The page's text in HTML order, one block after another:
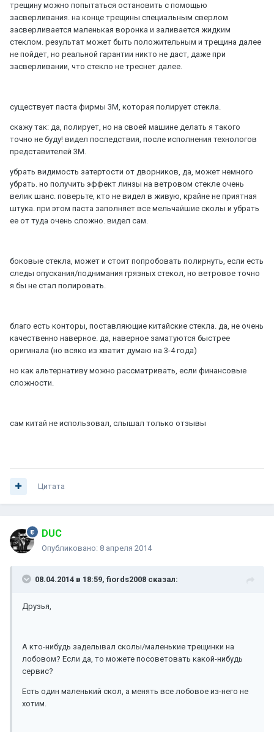
трещину можно попытаться остановить с помощью
засверливания. на конце трещины специальным сверлом
засверливается маленькая воронка и заливается жидким
стеклом. результат может быть положительным и трещина далее
не пойдет, но реальной гарантии никто не даст, даже при
засверливании, что стекло не треснет далее.
существует паста фирмы 3M, которая полирует стекла.
скажу так: да, полирует, но на своей машине делать я такого
точно не буду! видел последствия, после исполнения технологов
представителей 3M.
убрать видимость затертости от дворников, да, может немного
убрать. но получить эффект линзы на ветровом стекле очень
велик шанс. поверьте, кто не видел в живую, крайне не приятная
штука. при этом паста заполняет все мельчайшие сколы и убрать
ее от туда очень сложно. видел сам.
боковые стекла, может и стоит попробовать полирнуть, если есть
следы опускания/поднимания грязных стекол, но ветровое точно
я бы не стал полировать.
благо есть конторы, поставляющие китайские стекла. да, не очень
качественно наверное. да, наверное заматуются быстрее
оригинала (но всяко из хватит думаю на 3-4 года)
но как альтернативу можно рассматривать, если финансовые
сложности.
сам китай не использовал, слышал только отзывы
Цитата
DUC
Опубликовано: 8 апреля 2014
08.04.2014 в 18:59, fiords2008 сказал:
Друзья,
А кто-нибудь заделывал сколы/маленькие трещинки на
лобовом? Если да, то можете посоветовать какой-нибудь
сервис?
Есть один маленький скол, а менять все лобовое из-него не
хотим.